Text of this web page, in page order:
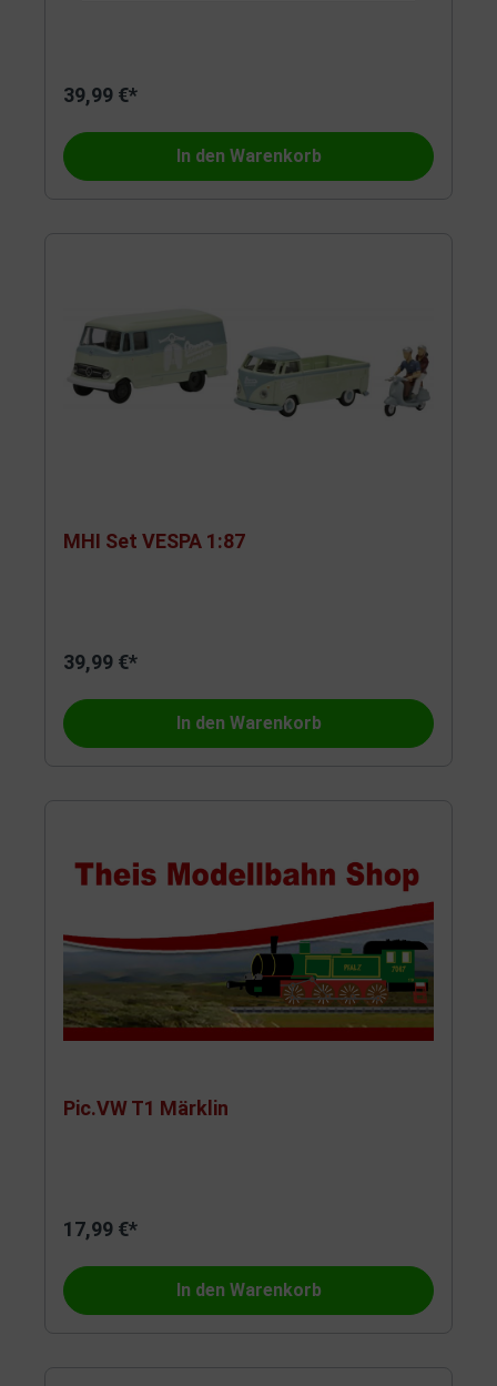
39,99 €*
In den Warenkorb
MHI Set VESPA 1:87
39,99 €*
In den Warenkorb
Pic.VW T1 Märklin
17,99 €*
In den Warenkorb